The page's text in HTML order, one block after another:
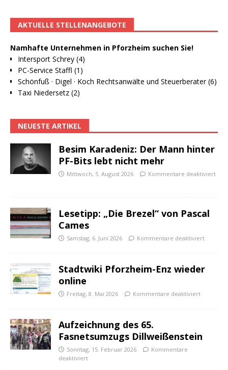
AKTUELLE STELLENANGEBOTE
Namhafte Unternehmen in Pforzheim suchen Sie!
Intersport Schrey (4)
PC-Service Staffl (1)
Schönfuß · Digel · Koch Rechtsanwälte und Steuerberater (6)
Taxi Niedersetz (2)
NEUESTE ARTIKEL
Besim Karadeniz: Der Mann hinter
PF-Bits lebt nicht mehr
Mittwoch, 5. August 2026 Kommentare deaktiviert
Lesetipp: „Die Brezel“ von Pascal
Cames
Samstag, 6. Juni 2026 Kommentare deaktiviert
Stadtwiki Pforzheim-Enz wieder
online
Freitag, 8. Mai 2026 Kommentare deaktiviert
Aufzeichnung des 65.
Fasnetsumzugs Dillweißenstein
Sonntag, 15. Februar 2026
Kommentare
deaktiviert